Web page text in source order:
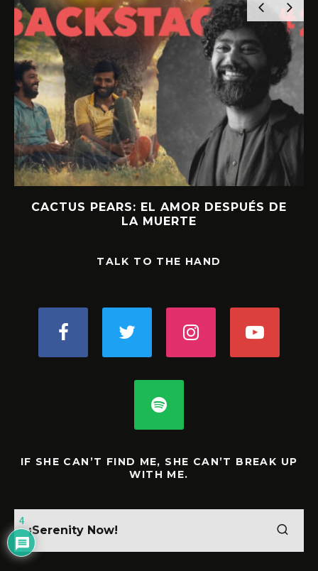
CACTUS PEARS: EL AMOR DESPUÉS DE
LA MUERTE
TALK TO THE HAND
IF SHE CAN’T FIND ME, SHE CAN’T BREAK UP
WITH ME.
4